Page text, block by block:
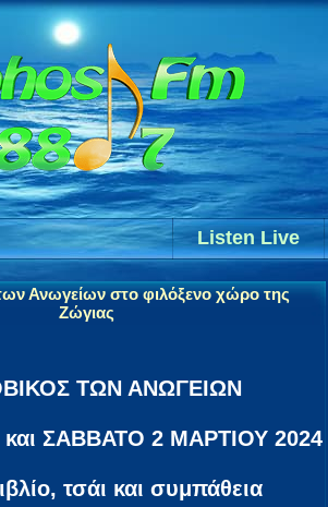
Listen Live
Ανωγείων στο φιλόξενο χώρο της
Ζώγιας
ΤΩΝ ΑΝΩΓΕΙΩΝ
ΣΑΒΒΑΤΟ 2 ΜΑΡΤΙΟΥ 2024
τσάι και συμπάθεια